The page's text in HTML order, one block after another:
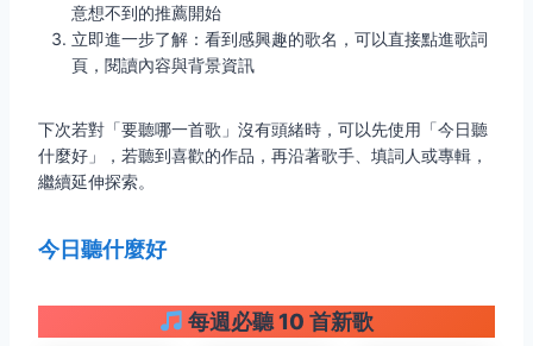
意想不到的推薦開始
立即進一步了解：看到感興趣的歌名，可以直接點進歌詞
頁，閱讀內容與背景資訊
下次若對「要聽哪一首歌」沒有頭緒時，可以先使用「今日聽
什麼好」，若聽到喜歡的作品，再沿著歌手、填詞人或專輯，
繼續延伸探索。
今日聽什麼好
每週必聽 10 首新歌